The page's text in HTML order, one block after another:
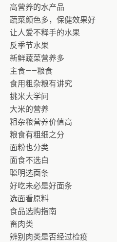
高营养的水产品
蔬菜颜色多，保健效果好
让人爱不释手的水果
反季节水果
新鲜蔬菜营养多
主食——粮食
食用粗杂粮有讲究
挑米大学问
大米的营养
粗杂粮营养价值高
粮食有粗细之分
面粉也分类
面食不选白
聪明选面条
好吃未必是好面条
选面看原料
食品选购指南
畜肉类
辨别肉类是否经过检疫